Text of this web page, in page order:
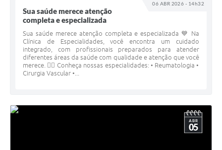
06 ABR 2026 - 14h32
Sua saúde merece atenção
completa e especializada
Sua saúde merece atenção completa e especializada 💙 Na
Clínica de Especialidades, você encontra um cuidado
integrado, com profissionais preparados para atender
diferentes áreas da saúde com qualidade e atenção que você
merece. 👩‍⚕️ Conheça nossas especialidades: • Reumatologia •
Cirurgia Vascular •...
ABR
05